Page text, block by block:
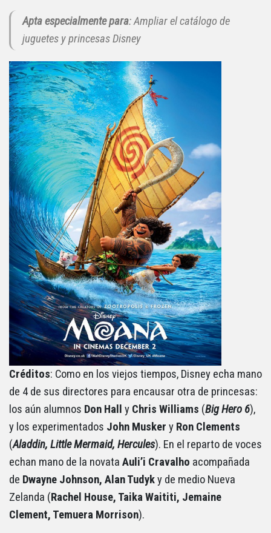
Apta especialmente para: Ampliar el catálogo de
juguetes y princesas Disney
Créditos: Como en los viejos tiempos, Disney echa mano
de 4 de sus directores para encausar otra de princesas:
los aún alumnos Don Hall y Chris Williams (Big Hero 6),
y los experimentados John Musker y Ron Clements
(Aladdin, Little Mermaid, Hercules). En el reparto de voces
echan mano de la novata Auli’i Cravalho acompañada
de Dwayne Johnson, Alan Tudyky de medio Nueva
Zelanda (Rachel House, Taika Waititi, Jemaine
Clement, Temuera Morrison).